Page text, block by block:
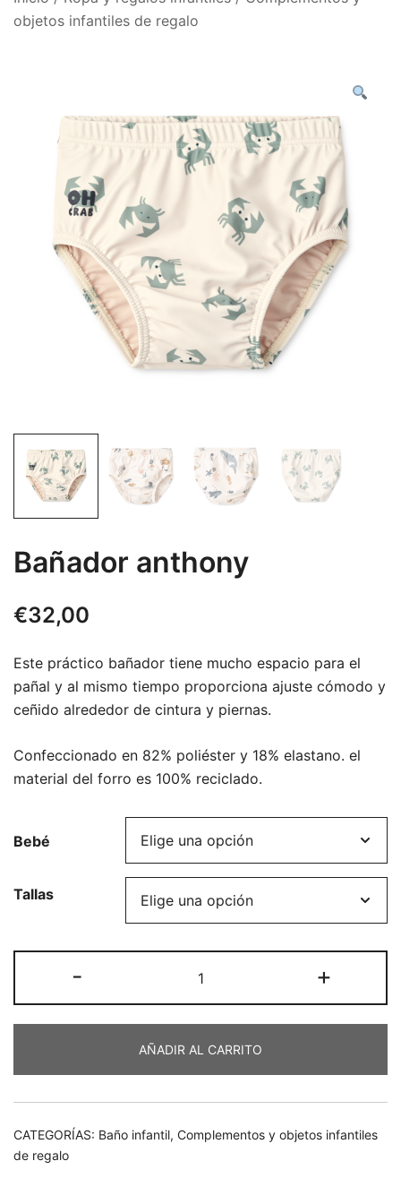
objetos infantiles de regalo
Bañador anthony
€32,00
Este práctico bañador tiene mucho espacio para el
pañal y al mismo tiempo proporciona ajuste cómodo y
ceñido alrededor de cintura y piernas.
Confeccionado en 82% poliéster y 18% elastano. el
material del forro es 100% reciclado.
Bebé
Tallas
-
anthony
cantidad
+
AÑADIR AL CARRITO
CATEGORÍAS: Baño infantil, Complementos y objetos infantiles
de regalo